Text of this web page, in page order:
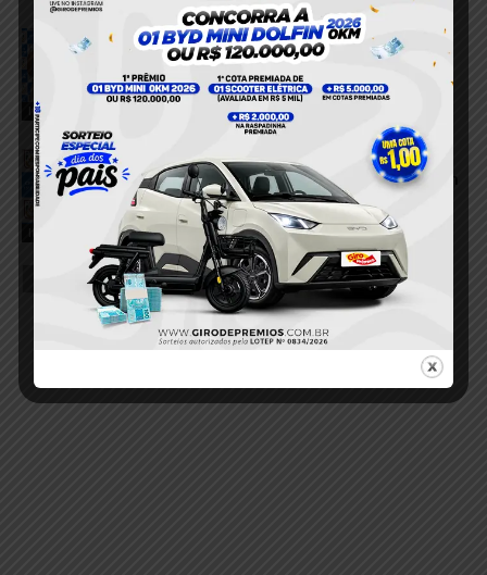
Itaituba
Homem reage a invasão, imobiliza
suspeito e evita possível assalto em
Itaituba
3 de agosto de 2026
Jovem é detido após tentar invadir
residência no bairro Boa Esperança, em
Itaituba
1 de agosto de 2026